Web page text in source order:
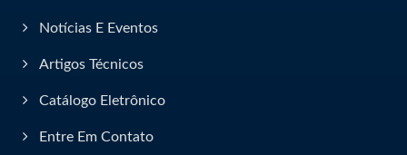
Notícias E Eventos
Artigos Técnicos
Catálogo Eletrônico
Entre Em Contato